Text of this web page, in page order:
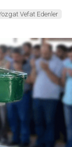
Vefat Edenler